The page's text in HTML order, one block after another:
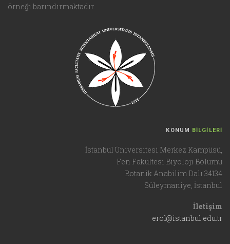
örneği barındırmaktadır.
KONUM BİLGİLERİ
İstanbul Üniversitesi Merkez Kampüsü,
Fen Fakültesi Biyoloji Bölümü
Botanik Anabilim Dalı 34134
Süleymaniye, İstanbul
İletişim
erol@istanbul.edu.tr